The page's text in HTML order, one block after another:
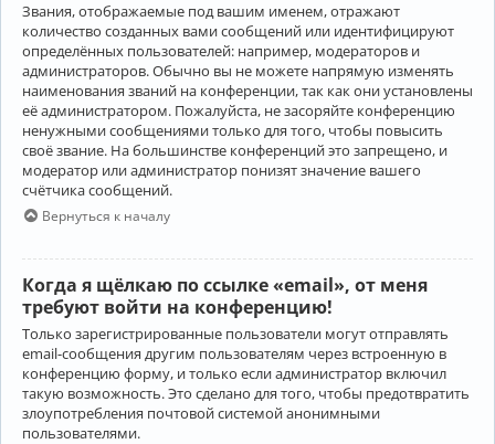
Звания, отображаемые под вашим именем, отражают
количество созданных вами сообщений или идентифицируют
определённых пользователей: например, модераторов и
администраторов. Обычно вы не можете напрямую изменять
наименования званий на конференции, так как они установлены
её администратором. Пожалуйста, не засоряйте конференцию
ненужными сообщениями только для того, чтобы повысить
своё звание. На большинстве конференций это запрещено, и
модератор или администратор понизят значение вашего
счётчика сообщений.
Вернуться к началу
Когда я щёлкаю по ссылке «email», от меня
требуют войти на конференцию!
Только зарегистрированные пользователи могут отправлять
email-сообщения другим пользователям через встроенную в
конференцию форму, и только если администратор включил
такую возможность. Это сделано для того, чтобы предотвратить
злоупотребления почтовой системой анонимными
пользователями.